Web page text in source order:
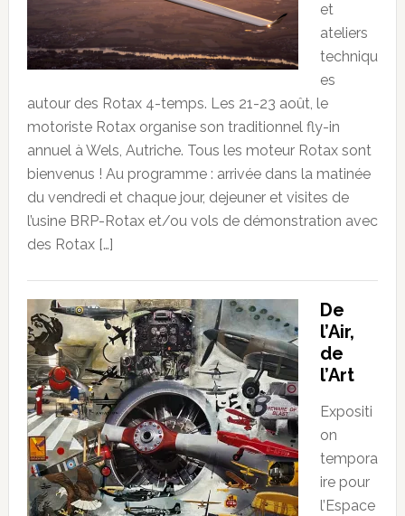
et
ateliers
techniqu
es
autour des Rotax 4-temps. Les 21-23 août, le
motoriste Rotax organise son traditionnel fly-in
annuel à Wels, Autriche. Tous les moteur Rotax sont
bienvenus ! Au programme : arrivée dans la matinée
du vendredi et chaque jour, dejeuner et visites de
l’usine BRP-Rotax et/ou vols de démonstration avec
des Rotax […]
De
l’Air,
de
l’Art
Expositi
on
tempora
ire pour
l’Espace